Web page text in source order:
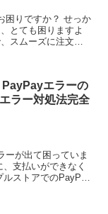
困りですか？ せっか
とても困りますよ
スムーズに注文を
エラーの
ラー対処法完全
ーが出て困っていま
支払いができなく
ストアでのPayPay